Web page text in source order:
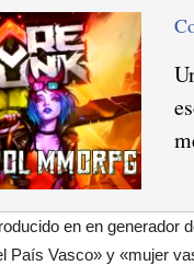
en en generador
País Vasco» y «mujer